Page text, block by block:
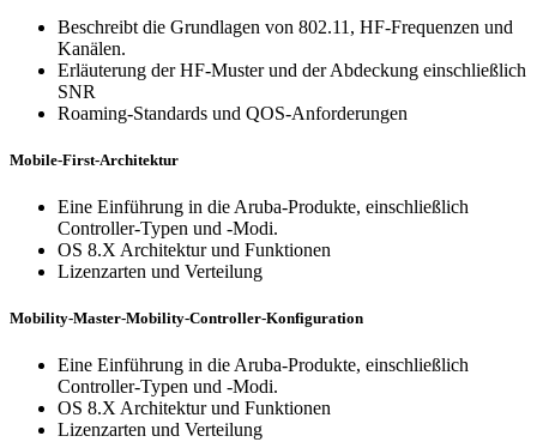
Beschreibt die Grundlagen von 802.11, HF-Frequenzen und
Kanälen.
Erläuterung der HF-Muster und der Abdeckung einschließlich
SNR
Roaming-Standards und QOS-Anforderungen
Mobile-First-Architektur
Eine Einführung in die Aruba-Produkte, einschließlich
Controller-Typen und -Modi.
OS 8.X Architektur und Funktionen
Lizenzarten und Verteilung
Mobility-Master-Mobility-Controller-Konfiguration
Eine Einführung in die Aruba-Produkte, einschließlich
Controller-Typen und -Modi.
OS 8.X Architektur und Funktionen
Lizenzarten und Verteilung